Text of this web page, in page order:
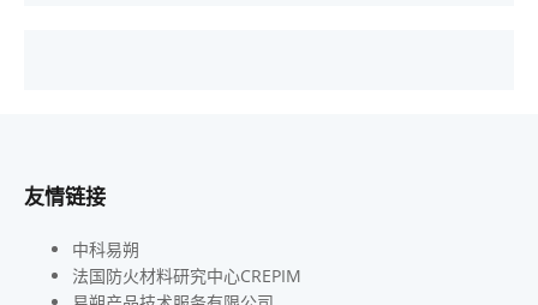
友情链接
中科易朔
法国防火材料研究中心CREPIM